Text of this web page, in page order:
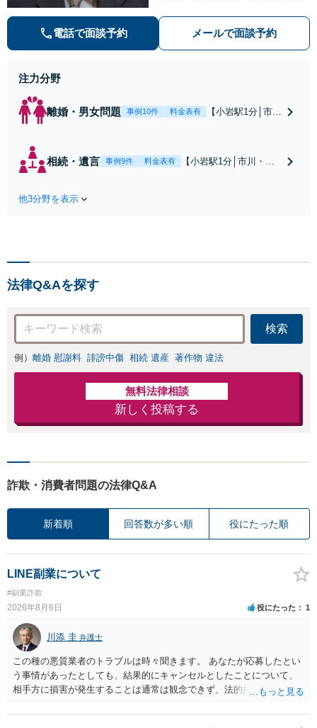
【解決実績約1000件】豊富な離婚調
停・裁判実績あり【不動産業界出
電話で面談予約 メールで面談予約
注力分野
離婚・男女問題 事例10件 料金表有
【小岩駅1分│市
回避、裁判提起前
の和解、子の認知
相続・遺言 事例9件 料金表有
【小岩駅1分│市川・船
しい地域の皆さまも、
休日対応可】
他3分野を表示
法律Q&Aを探す
検索
例） 離婚 慰謝料 誹謗中傷 相続 遺産 著作物 違法
無料法律相談
新しく投稿する
詐欺・消費者問題の法律Q&A
新着順 回答数が多い順 役にたった順
LINE副業について
#副業詐欺
2026年8月6日 役にたった 1
川添 圭 弁護士
この種の悪質業者のトラブルは時々聞きます。 あなたが応募したとい
う事情があったとしても、結果的にキャンセルとしたことについて、
相手方に損害が発生することは通常は観念できず、法的措置を採って
ず、最寄りの消費生活センターへ相談し、連絡を無視してよいかどう